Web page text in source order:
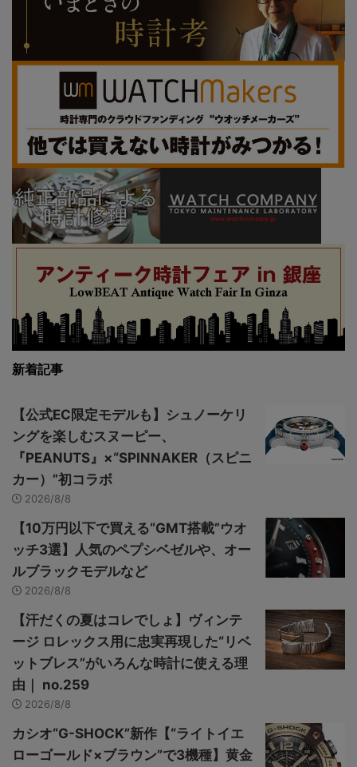
新着記事
【公式EC限定モデルも】シュノーケリ
ングを楽しむスヌーピー、
『PEANUTS』×“SPINNAKER（スピニ
カー）”初コラボ
2026/8/8
【10万円以下で買える“GMT搭載”ウオ
ッチ3選】人気のペプシベゼルや、オー
ルブラックモデルなど
2026/8/8
【汗だくの夏はコレでしょ】ヴィンテ
ージ ロレックス用に忠実再現した“リベ
ットブレス”がいろんな時計に使える理
由｜ no.259
2026/8/8
カシオ“G-SHOCK”新作【“ライトイエ
ローゴールド×ブラウン”で3機種】黄金